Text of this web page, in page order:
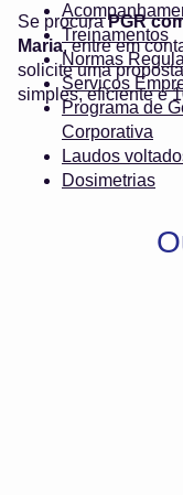
Treinamentos
Normas
Serviços
Programa de
Corporativa
Laudos
Dosimetrias
Se procuraPGR
Maria, entre em
solicite uma
simples, eficiente e